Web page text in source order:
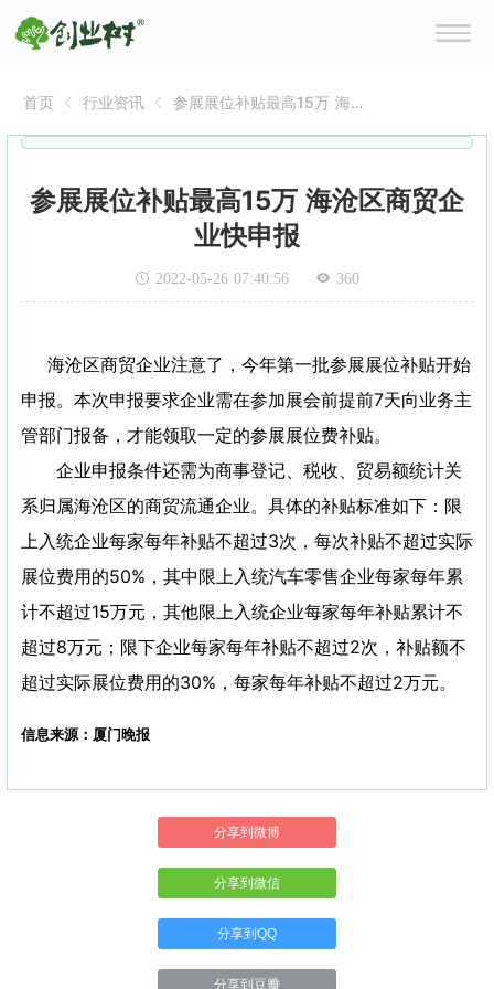
首页 行业资讯
参展展位补贴最高15万 海沧
参展展位补贴最高15万 海沧区商贸企
业快申报
2022-05-26 07:40:56 360
海沧区商贸企业注意了，今年第一批参展展位补贴开始
申报。本次申报要求企业需在参加展会前提前7天向业务主
管部门报备，才能领取一定的参展展位费补贴。
企业申报条件还需为商事登记、税收、贸易额统计关
系归属海沧区的商贸流通企业。具体的补贴标准如下：限
上入统企业每家每年补贴不超过3次，每次补贴不超过实际
展位费用的50%，其中限上入统汽车零售企业每家每年累
计不超过15万元，其他限上入统企业每家每年补贴累计不
超过8万元；限下企业每家每年补贴不超过2次，补贴额不
超过实际展位费用的30%，每家每年补贴不超过2万元。
信息来源：厦门晚报
分享到微博
分享到微信
分享到QQ
分享到豆瓣